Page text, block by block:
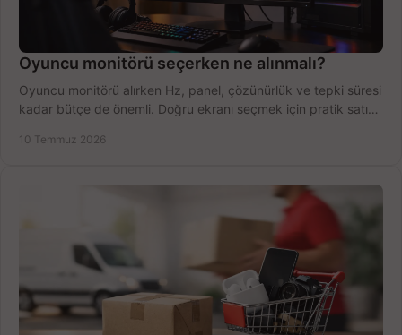
Oyuncu monitörü seçerken ne alınmalı?
Oyuncu monitörü alırken Hz, panel, çözünürlük ve tepki süresi
kadar bütçe de önemli. Doğru ekranı seçmek için pratik satın
10 Temmuz 2026